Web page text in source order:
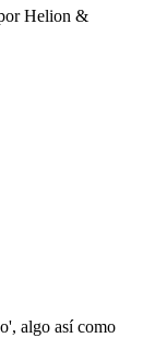
Helion &
algo así como